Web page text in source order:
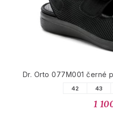
Dr. Orto 077M001 černé
42 43
1